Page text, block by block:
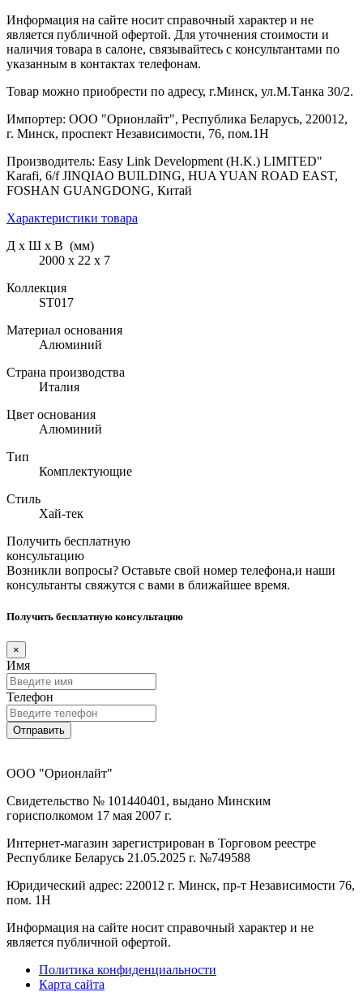
Информация на сайте носит справочный характер и не
является публичной офертой. Для уточнения стоимости и
наличия товара в салоне, связывайтесь с консультантами по
указанным в контактах телефонам.
Товар можно приобрести по адресу, г.Минск, ул.М.Танка 30/2.
Импортер: ООО "Орионлайт", Республика Беларусь, 220012,
г. Минск, проспект Независимости, 76, пом.1Н
Производитель: Easy Link Development (H.K.) LIMITED"
Karafi, 6/f JINQIAO BUILDING, HUA YUAN ROAD EAST,
FOSHAN GUANGDONG, Китай
Характеристики товара
Д х Ш х В (мм)
2000 х 22 х 7
Коллекция
ST017
Материал основания
Алюминий
Страна производства
Италия
Цвет основания
Алюминий
Тип
Комплектующие
Стиль
Хай-тек
Получить бесплатную
консультацию
Возникли вопросы? Оставьте свой номер телефона,и наши
консультанты свяжутся с вами в ближайшее время.
Получить бесплатную консультацию
×
Имя
Телефон
Отправить
ООО "Орионлайт"
Свидетельство № 101440401, выдано Минским
горисполкомом 17 мая 2007 г.
Интернет-магазин зарегистрирован в Торговом реестре
Республике Беларусь 21.05.2025 г. №749588
Юридический адрес: 220012 г. Минск, пр-т Независимости 76,
пом. 1Н
Информация на сайте носит справочный характер и не
является публичной офертой.
Политика конфиденциальности
Карта сайта